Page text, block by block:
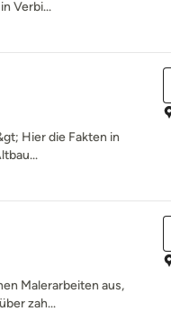
Verbi...
5 Sternen
Hier die Fakten in
5 Sternen
Malerarbeiten aus,
zah...